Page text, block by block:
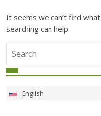
It seems we can’t find
searching can help.
English